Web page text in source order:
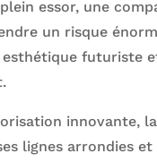
essor, une
un risque
futuriste
innovante,
lignes arrondies